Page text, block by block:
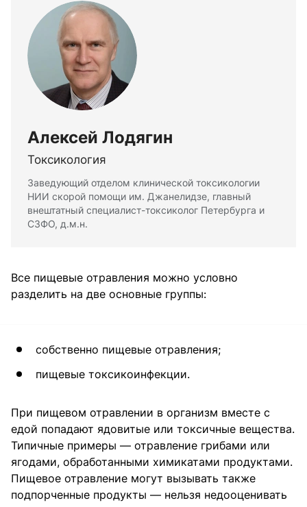
Алексей Лодягин
Токсикология
Заведующий отделом клинической токсикологии
НИИ скорой помощи им. Джанелидзе, главный
внештатный специалист-токсиколог Петербурга и
СЗФО, д.м.н.
Все пищевые отравления можно условно
разделить на две основные группы:
собственно пищевые отравления;
пищевые токсикоинфекции.
При пищевом отравлении в организм вместе с
едой попадают ядовитые или токсичные вещества.
Типичные примеры — отравление грибами или
ягодами, обработанными химикатами продуктами.
Пищевое отравление могут вызывать также
подпорченные продукты — нельзя недооценивать